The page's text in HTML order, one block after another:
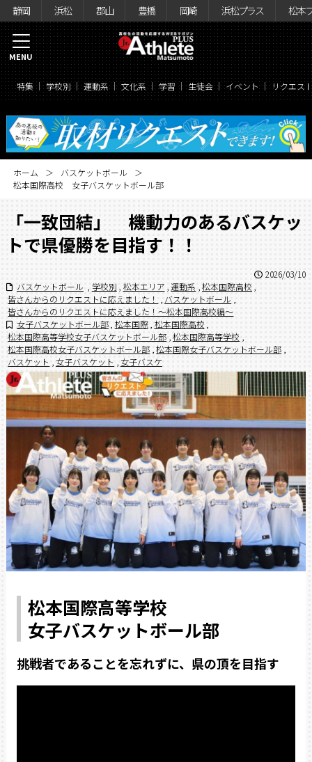
静岡 浜松 郡山 豊橋 岡崎 浜松プラス 松本
特集 学校別 運動系 文化系 学習 生徒会 イベント リクエス
MENU
ホーム
バスケットボール
松本国際高校 女子バスケットボール部
「一致団結」 機動力のあるバスケッ
トで県優勝を目指す！！
2026/03/10
バスケットボール
学校別 , 松本エリア ,運動系 松本国際高校 ,
皆さんからのリクエストに応えました！
バスケットボール
皆さんからのリクエストに応えました！〜松本国際高校編〜
女子バスケットボール部 松本国際 松本国際高校 ,
松本国際高等学校女子バスケットボール部 松本国際高等学校
松本国際高校女子バスケットボール部 ,松本国際女子バスケットボール部 ,
バスケット
女子バスケット 女子バスケ
松本国際高等学校
女子バスケットボール部
挑戦者であることを忘れずに、県の頂を目指す